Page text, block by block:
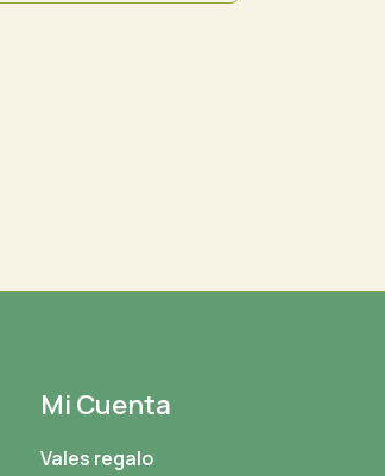
Mi Cuenta
Vales regalo